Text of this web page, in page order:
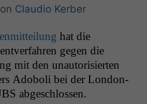
Claudio Kerber
hat die
gegen die
mit den unau­torisierten
Adoboli bei der Lon­don­
abgeschlossen.